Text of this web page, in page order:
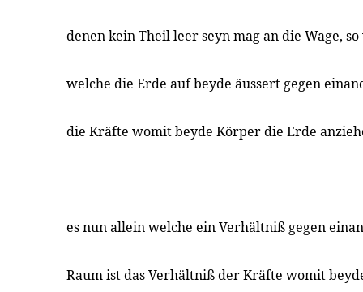
denen kein Theil leer seyn mag an die Wage,
welche die Erde auf beyde äussert gegen
die Kräfte womit beyde Körper die Erde
es nun allein welche ein Verhältniß gegen
Raum ist das Verhältniß der Kräfte womit